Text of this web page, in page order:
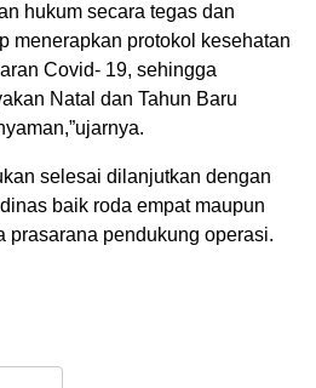
hukum secara tegas dan
menerapkan protokol kesehatan
Covid- 19, sehingga
Natal dan Tahun Baru
selesai dilanjutkan dengan
baik roda empat maupun
prasarana pendukung operasi.